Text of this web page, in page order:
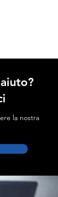
la nostra